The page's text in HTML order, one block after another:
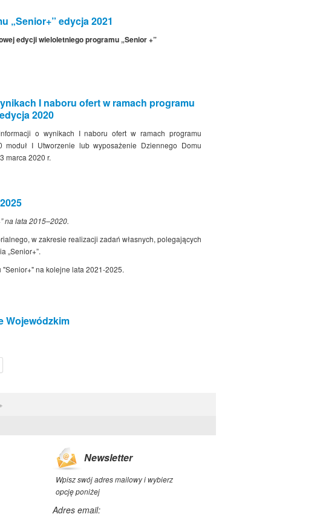
„Senior+” edycja 2021
edycji wieloletniego programu „Senior +”
I naboru ofert w ramach programu
2020
o wynikach I naboru ofert w ramach programu
I Utworzenie lub wyposażenie Dziennego Domu
marca 2020 r.
na lata 2015–2020.
w zakresie realizacji zadań własnych, polegających
„Senior+”.
na kolejne lata 2021-2025.
Wojewódzkim
Newsletter
Wpisz swój adres mailowy i wybierz
opcję poniżej
Adres email: